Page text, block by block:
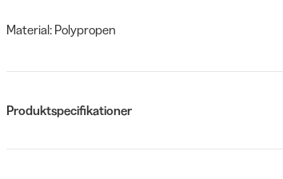
Material: Polypropen
Produktspecifikationer